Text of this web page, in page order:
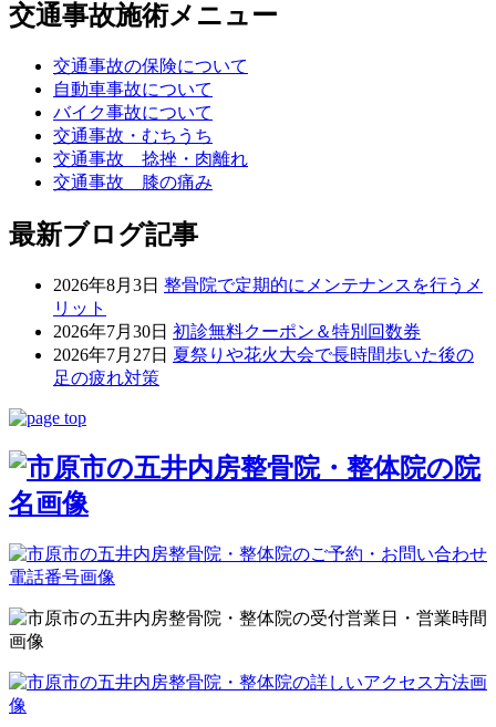
交通事故施術メニュー
交通事故の保険について
自動車事故について
バイク事故について
交通事故・むちうち
交通事故 捻挫・肉離れ
交通事故 膝の痛み
最新ブログ記事
2026年8月3日 整骨院で定期的にメンテナンスを行うメ
リット
2026年7月30日 初診無料クーポン＆特別回数券
2026年7月27日 夏祭りや花火大会で長時間歩いた後の
足の疲れ対策